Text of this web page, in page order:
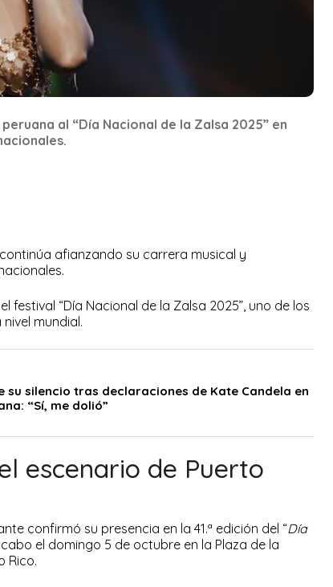
al “Día Nacional de la Zalsa 2025” en
afianzando su carrera musical y
“Día Nacional de la Zalsa 2025”, uno de los
mundial.
su silencio tras declaraciones de Kate Candela en
“Sí, me dolió”
escenario de Puerto
confirmó su presencia en la 41.ª edición del “Día
el domingo 5 de octubre en la Plaza de la
Rico.